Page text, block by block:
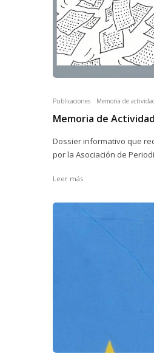
Publicaciones Memoria de
Memoria de
Dossier informativo que
por la Asociación de
Leer más